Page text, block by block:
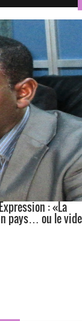
: «La
pays… ou le vide